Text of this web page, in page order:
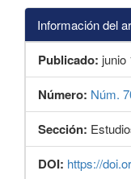
Información del
Publicado: junio
Número: Núm.
Sección:
DOI: https://